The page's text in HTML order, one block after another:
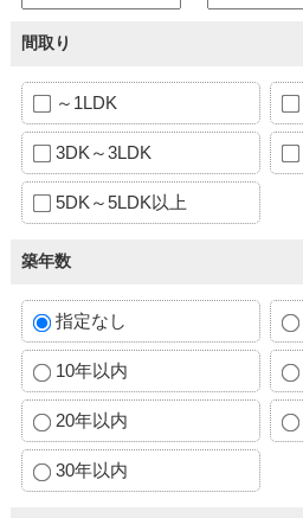
間取り
～1LDK
3DK～3LDK
5DK～5LDK以上
築年数
指定なし
10年以内
20年以内
30年以内